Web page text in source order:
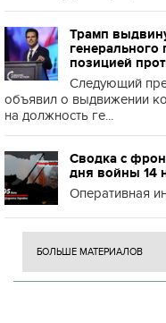
Трамп
позицией
Следующий
объявил о выдвижении
на должность ге...
Сводка с
дня войны 14
Оперативная
БОЛЬШЕ МАТЕРИАЛОВ